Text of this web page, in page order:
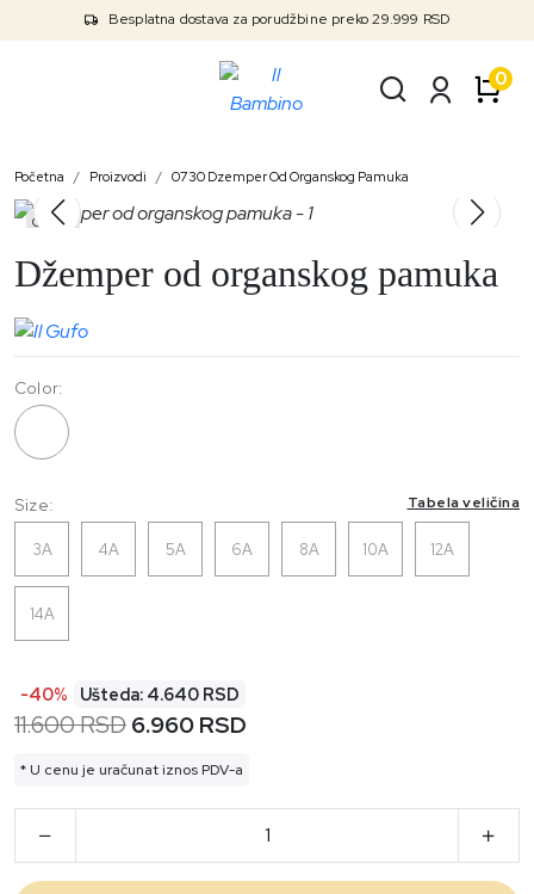
Besplatna dostava za porudžbine preko 29.999 RSD
0
Početna Proizvodi 0730 Dzemper Od Organskog Pamuka
Outlet
Džemper od organskog pamuka
Size: Tabela veličina
3A 4A 5A 6A 8A 10A 12A
14A
Color:
-40% Ušteda: 4.640 RSD
11.600 RSD6.960 RSD
* U cenu je uračunat iznos PDV-a